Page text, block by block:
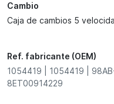
Cambio
Caja de cambios 5
Ref. fabricante (OEM)
1054419 | 1054419 |
8ET00914229